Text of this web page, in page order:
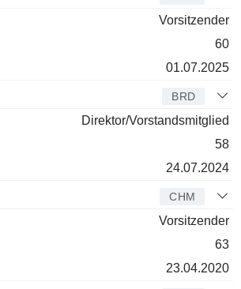
Vorsitzender
60
01.07.2025
BRD
Direktor/Vorstandsmitglied
58
24.07.2024
CHM
Vorsitzender
63
23.04.2020